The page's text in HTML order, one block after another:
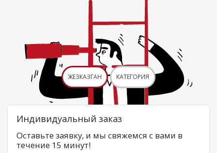
Индивидуальный заказ
Оставьте заявку, и мы свяжемся с вами в
течение 15 минут!
ЖЕЗКАЗГАН КАТЕГОРИЯ